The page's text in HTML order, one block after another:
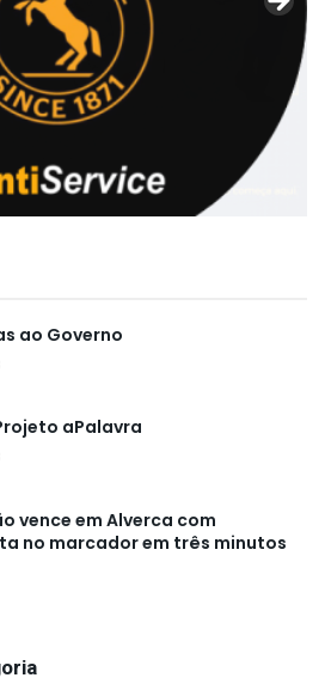
ao Governo
aPalavra
vence em Alverca com
no marcador em três minutos